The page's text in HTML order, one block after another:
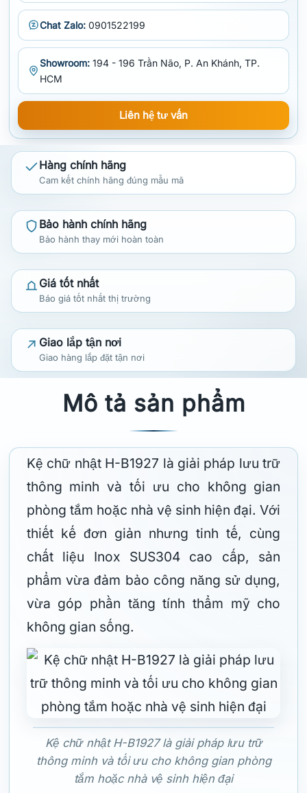
Chat Zalo: 0901522199
Showroom: 194 - 196 Trần Não, P. An Khánh, TP.
HCM
Liên hệ tư vấn
Hàng chính hãng
Cam kết chính hãng đúng mẫu mã
Bảo hành chính hãng
Bảo hành thay mới hoàn toàn
Giá tốt nhất
Báo giá tốt nhất thị trường
Giao lắp tận nơi
Giao hàng lắp đặt tận nơi
Mô tả sản phẩm
Kệ chữ nhật H-B1927 là giải pháp lưu trữ
thông minh và tối ưu cho không gian
phòng tắm hoặc nhà vệ sinh hiện đại. Với
thiết kế đơn giản nhưng tinh tế, cùng
chất liệu Inox SUS304 cao cấp, sản
phẩm vừa đảm bảo công năng sử dụng,
vừa góp phần tăng tính thẩm mỹ cho
không gian sống.
Kệ chữ nhật H-B1927 là giải pháp lưu trữ
thông minh và tối ưu cho không gian phòng
tắm hoặc nhà vệ sinh hiện đại